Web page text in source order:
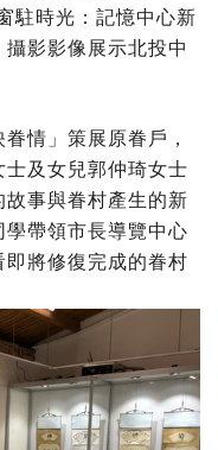
駐時光：記憶中心新
影影像展示北投中
情」策展原眷戶，
及女兒郭仲琦女士
事與眷村產生的新
帶領市長導覽中心
將修復完成的眷村